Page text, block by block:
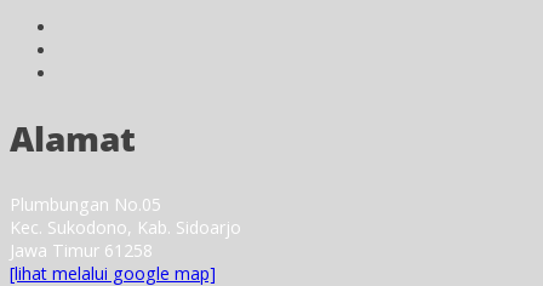
Alamat
Plumbungan No.05
Kec. Sukodono, Kab. Sidoarjo
Jawa Timur 61258
[lihat melalui google map]